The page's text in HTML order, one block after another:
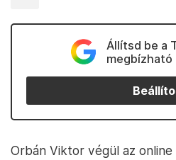
Állítsd be a
megbízható
Orbán Viktor végül az